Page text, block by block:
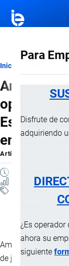
Para
Disfrute de
adquiriendo
¿Es
ahora su
siguiente
Ruta
de
navegación
Inicio
Amazon
Estados
en Ecuador
Artículo
17 VISTAS
Amazon confirmó
de junio,